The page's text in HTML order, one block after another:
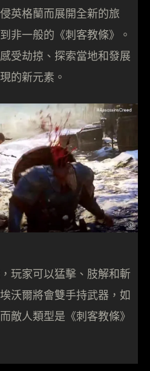
英格蘭而展開全新的旅
非一般的《刺客教條》。
受劫掠、探索當地和發展
的新元素。
玩家可以猛擊、肢解和斬
沃爾將會雙手持武器，如
敵人類型是《刺客教條》